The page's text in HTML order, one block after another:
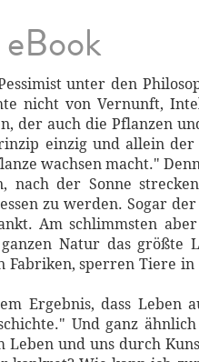
unter den
nicht von Vernunft,
der auch die Pflanzen
einzig und allein
wachsen macht."
der Sonne
zu werden. Sogar
Am schlimmsten
Natur das größte
Fabriken, sperren Tiere
Ergebnis, dass Leben
Und ganz
und uns durch